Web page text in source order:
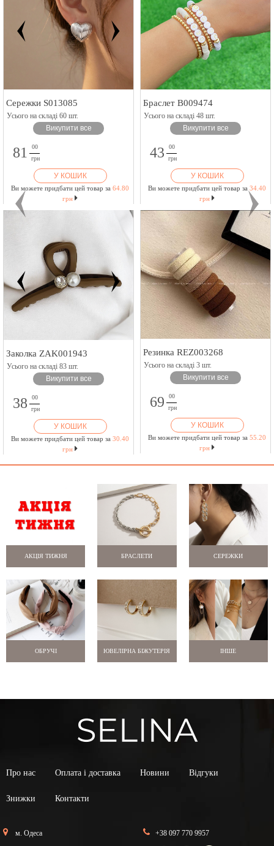
Сережки S013085
Усього на складі 60 шт.
Викупити все
81
00
грн
У КОШИК
Ви можете придбати цей товар за 64.80
грн
Браслет B009474
Усього на складі 48 шт.
Викупити все
43
00
грн
У КОШИК
Ви можете придбати цей товар за 34.40
грн
Заколка ZAK001943
Усього на складі 83 шт.
Викупити все
38
00
грн
У КОШИК
Ви можете придбати цей товар за 30.40
грн
Резинка REZ003268
Усього на складі 3 шт.
Викупити все
69
00
грн
У КОШИК
Ви можете придбати цей товар за 55.20
грн
АКЦІЯ ТИЖНЯ БРАСЛЕТИ СЕРЕЖКИ
ОБРУЧІ ЮВЕЛІРНА БІЖУТЕРІЯ ІНШЕ
Про нас Оплата і доставка Новини Відгуки
Знижки Контакти
м. Одеса +38 097 770 9957